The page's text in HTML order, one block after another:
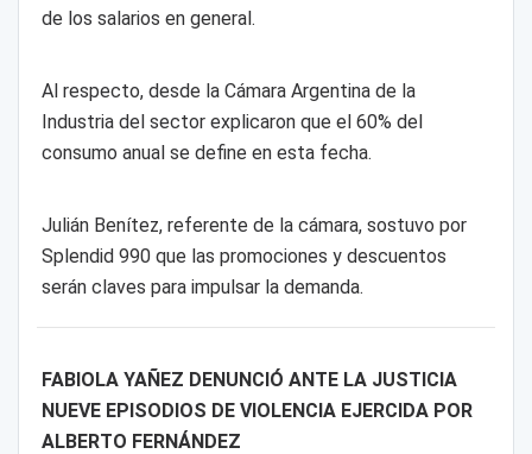
de los salarios en general.
Al respecto, desde la Cámara Argentina de la
Industria del sector explicaron que el 60% del
consumo anual se define en esta fecha.
Julián Benítez, referente de la cámara, sostuvo por
Splendid 990 que las promociones y descuentos
serán claves para impulsar la demanda.
FABIOLA YAÑEZ DENUNCIÓ ANTE LA JUSTICIA
NUEVE EPISODIOS DE VIOLENCIA EJERCIDA POR
ALBERTO FERNÁNDEZ